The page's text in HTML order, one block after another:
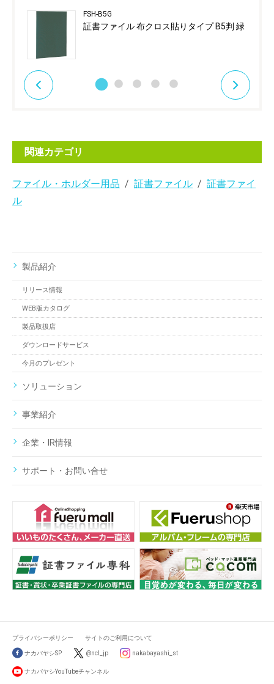
FSH-B5G
証書ファイル 布クロス貼りタイプ B5判 緑
関連カテゴリ
ファイル・ホルダー用品 証書ファイル
証書ファイ
ル
製品紹介
リリース情報
WEB版カタログ
製品取扱店
ダウンロードサービス
今月のプレゼント
ソリューション
事業紹介
企業・IR情報
サポート・お問い合せ
プライバシーポリシー サイトのご利用について
ナカバヤシSP @ncl_jp nakabayashi_st
ナカバヤシYouTubeチャンネル